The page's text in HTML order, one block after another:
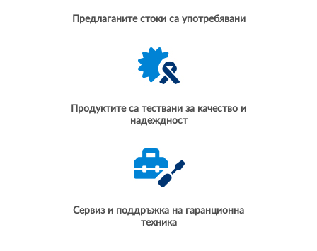
Предлаганите стоки са употребявани
Продуктите са тествани за качество и
надеждност
Сервиз и поддръжка на гаранционна
техника